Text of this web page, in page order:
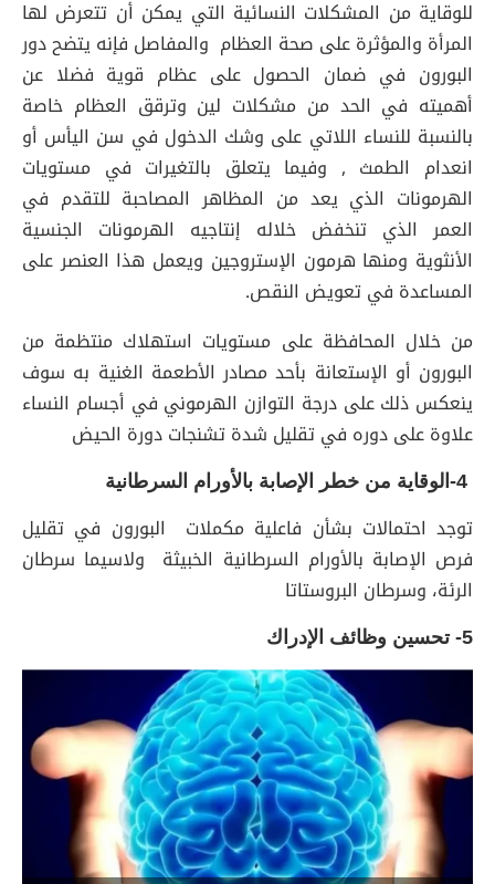
للوقاية من المشكلات النسائية التي يمكن أن تتعرض لها
المرأة والمؤثرة على صحة العظام والمفاصل فإنه يتضح دور
البورون في ضمان الحصول على عظام قوية فضلا عن
أهميته في الحد من مشكلات لين وترقق العظام خاصة
بالنسبة للنساء اللاتي على وشك الدخول في سن اليأس أو
انعدام الطمث , وفيما يتعلق بالتغيرات في مستويات
الهرمونات الذي يعد من المظاهر المصاحبة للتقدم في
العمر الذي تنخفض خلاله إنتاجيه الهرمونات الجنسية
الأنثوية ومنها هرمون الإستروجين ويعمل هذا العنصر على
المساعدة في تعويض النقص.
من خلال المحافظة على مستويات استهلاك منتظمة من
البورون أو الإستعانة بأحد مصادر الأطعمة الغنية به سوف
ينعكس ذلك على درجة التوازن الهرموني في أجسام النساء
علاوة على دوره في تقليل شدة تشنجات دورة الحيض
توجد احتمالات بشأن فاعلية مكملات البورون في تقليل
فرص الإصابة بالأورام السرطانية الخبيثة ولاسيما سرطان
الرئة، وسرطان البروستاتا
5- تحسين وظائف الإدراك